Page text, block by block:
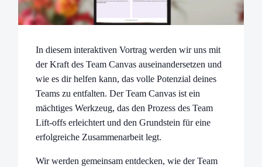
In diesem interaktiven Vortrag werden wir uns mit
der Kraft des Team Canvas auseinandersetzen und
wie es dir helfen kann, das volle Potenzial deines
Teams zu entfalten. Der Team Canvas ist ein
mächtiges Werkzeug, das den Prozess des Team
Lift-offs erleichtert und den Grundstein für eine
erfolgreiche Zusammenarbeit legt.
Wir werden gemeinsam entdecken, wie der Team